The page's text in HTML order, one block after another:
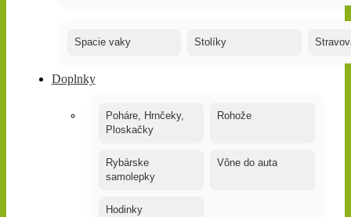
Spacie vaky Stolíky
Doplnky
Poháre, Hrnčeky,
Ploskačky
Rohože
Rybárske
samolepky
Vône do auta
Hodinky